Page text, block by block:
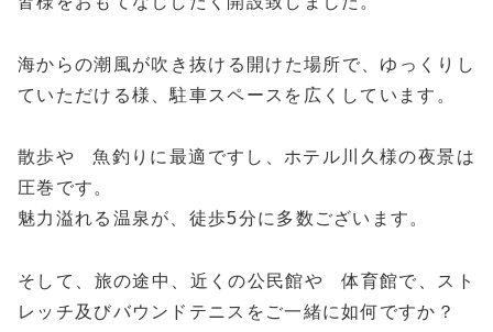
海からの潮風が吹き抜ける開けた場所で、ゆっくりし
ていただける様、駐車スペースを広くしています。
散歩や゙魚釣りに最適ですし、ホテル川久様の夜景は
圧巻です。
魅力溢れる温泉が、徒歩5分に多数ございます。
そして、旅の途中、近くの公民館や゙体育館で、スト
レッチ及びバウンドテニスをご一緒に如何ですか？